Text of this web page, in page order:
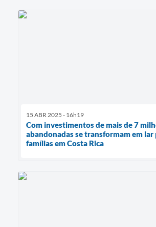
15 ABR 2025 - 16h19
Com investimentos de mais de 7
abandonadas se transformam em lar
famílias em Costa Rica